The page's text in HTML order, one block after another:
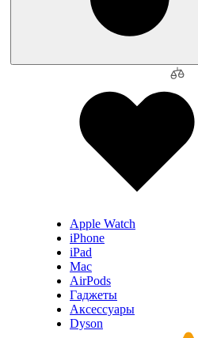
Apple Watch
iPhone
iPad
Mac
AirPods
Гаджеты
Аксессуары
Dyson